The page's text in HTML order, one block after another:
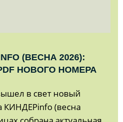
(ВЕСНА 2026):
НОВОГО НОМЕРА
в свет новый
КИНДЕРinfo (весна